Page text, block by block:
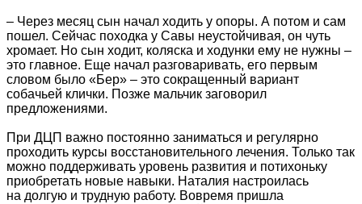
– Через месяц сын начал ходить у опоры. А потом и сам
пошел. Сейчас походка у Савы неустойчивая, он чуть
хромает. Но сын ходит, коляска и ходунки ему не нужны –
это главное. Еще начал разговаривать, его первым
словом было «Бер» – это сокращенный вариант
собачьей клички. Позже мальчик заговорил
предложениями.
При ДЦП важно постоянно заниматься и регулярно
проходить курсы восстановительного лечения. Только так
можно поддерживать уровень развития и потихоньку
приобретать новые навыки. Наталия настроилась
на долгую и трудную работу. Вовремя пришла